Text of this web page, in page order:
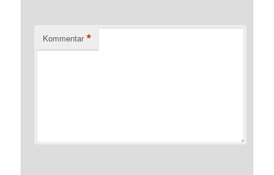
Kommentar *